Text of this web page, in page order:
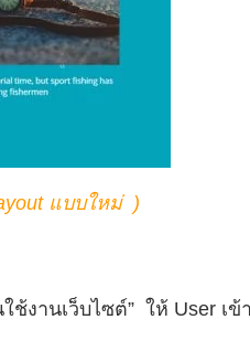
แบบใหม่ )
ช้งานเว็บไซต์” ให้ User เข้า